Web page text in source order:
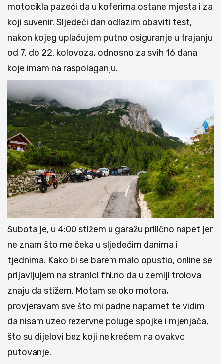
motocikla pazeći da u koferima ostane mjesta i za
koji suvenir. Sljedeći dan odlazim obaviti test,
nakon kojeg uplaćujem putno osiguranje u trajanju
od 7. do 22. kolovoza, odnosno za svih 16 dana
koje imam na raspolaganju.
Subota je, u 4:00 stižem u garažu prilično napet jer
ne znam što me čeka u sljedećim danima i
tjednima. Kako bi se barem malo opustio, online se
prijavljujem na stranici fhi.no da u zemlji trolova
znaju da stižem. Motam se oko motora,
provjeravam sve što mi padne napamet te vidim
da nisam uzeo rezervne poluge spojke i mjenjača,
što su dijelovi bez koji ne krećem na ovakvo
putovanje.